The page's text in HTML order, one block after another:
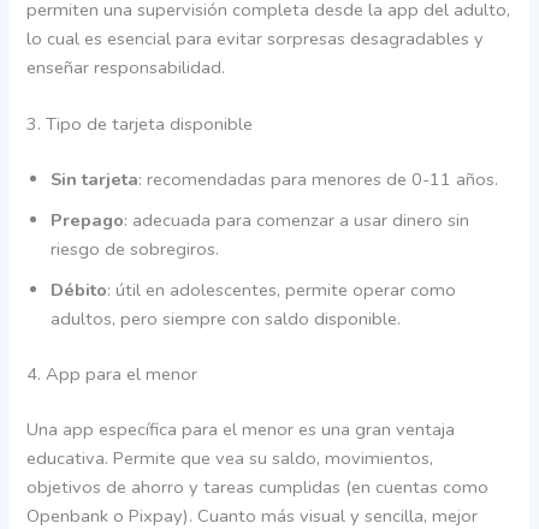
permiten una supervisión completa desde la app del adulto,
lo cual es esencial para evitar sorpresas desagradables y
enseñar responsabilidad.
3. Tipo de tarjeta disponible
Sin tarjeta: recomendadas para menores de 0-11 años.
Prepago: adecuada para comenzar a usar dinero sin
riesgo de sobregiros.
Débito: útil en adolescentes, permite operar como
adultos, pero siempre con saldo disponible.
4. App para el menor
Una app específica para el menor es una gran ventaja
educativa. Permite que vea su saldo, movimientos,
objetivos de ahorro y tareas cumplidas (en cuentas como
Openbank o Pixpay). Cuanto más visual y sencilla, mejor